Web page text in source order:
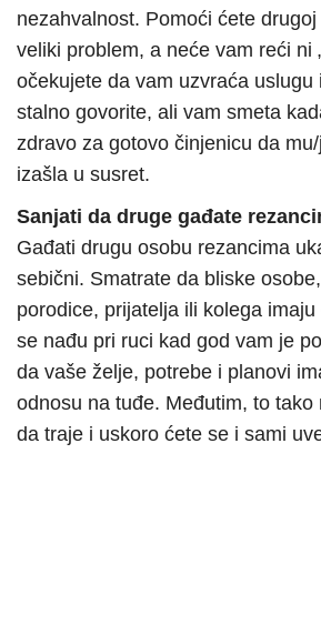
nezahvalnost. Pomoći ćete
veliki problem, a neće vam reći ni
očekujete da vam uzvraća uslugu
stalno govorite, ali vam smeta
zdravo za gotovo činjenicu da
izašla u susret.
Sanjati da druge gađate
Gađati drugu osobu rezancima
sebični. Smatrate da bliske
porodice, prijatelja ili kolega
se nađu pri ruci kad god vam je
da vaše želje, potrebe i planovi
odnosu na tuđe. Međutim, to tako
da traje i uskoro ćete se i sami